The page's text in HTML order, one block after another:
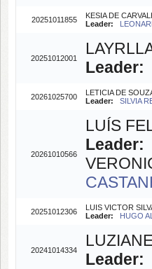
20251011855
KESIA DE
Leader:
20251012001
Leader:
20261025700
LETICIA DE
Leader:
SILVIA
20261010566
LUÍS
Leader:
20251012306
LUIS VICTOR
Leader:
HUGO
20241014334
Leader: